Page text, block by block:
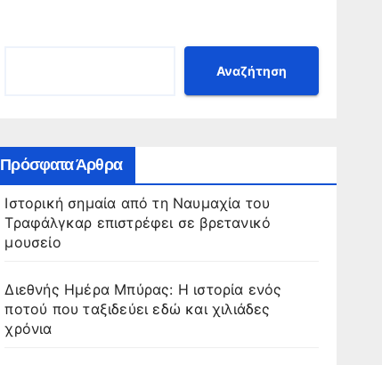
Αναζήτηση
Πρόσφατα Άρθρα
Ιστορική σημαία από τη Ναυμαχία του
Τραφάλγκαρ επιστρέφει σε βρετανικό
μουσείο
Διεθνής Ημέρα Μπύρας: Η ιστορία ενός
ποτού που ταξιδεύει εδώ και χιλιάδες
χρόνια